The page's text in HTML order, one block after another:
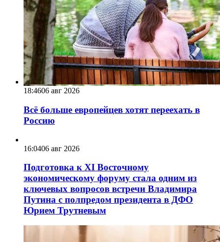
18:4606 авг 2026
Всё больше европейцев хотят переехать в
Россию
16:0406 авг 2026
Подготовка к XI Восточному
экономическому форуму стала одним из
ключевых вопросов встречи Владимира
Путина с полпредом президента в ДФО
Юрием Трутневым